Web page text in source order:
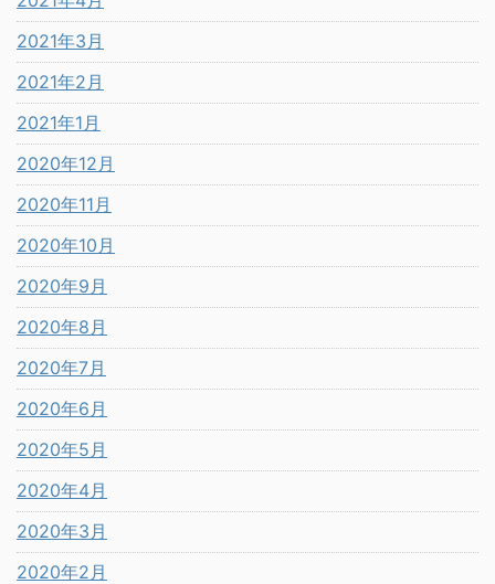
2021年3月
2021年2月
2021年1月
2020年12月
2020年11月
2020年10月
2020年9月
2020年8月
2020年7月
2020年6月
2020年5月
2020年4月
2020年3月
2020年2月